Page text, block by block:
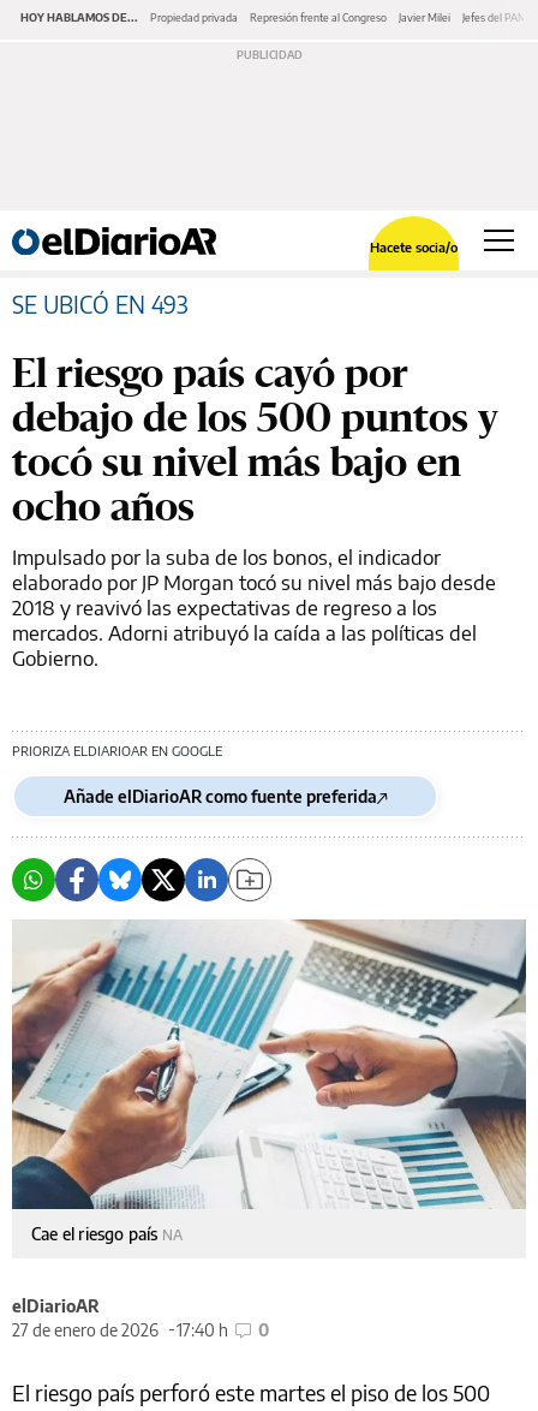
HOY HABLAMOS DE... Propiedad privada Represión frente al Congreso Javier Milei Jefes del PAMI
Hacete socia/o
SE UBICÓ EN 493
El riesgo país cayó por
debajo de los 500 puntos y
tocó su nivel más bajo en
ocho años
Impulsado por la suba de los bonos, el indicador
elaborado por JP Morgan tocó su nivel más bajo desde
2018 y reavivó las expectativas de regreso a los
mercados. Adorni atribuyó la caída a las políticas del
Gobierno.
PRIORIZA ELDIARIOAR EN GOOGLE
Añade elDiarioAR como fuente preferida
Cae el riesgo país NA
elDiarioAR
27 de enero de 2026
17:40 h 0
El riesgo país perforó este martes el piso de los 500